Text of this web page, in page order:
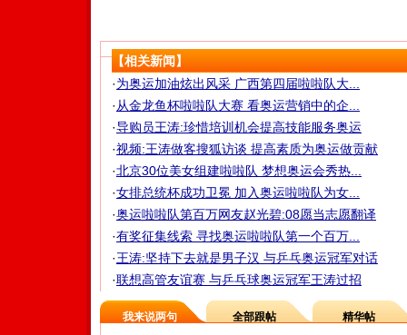
【相关新闻】
·为奥运加油炫出风采 广西第四届啦啦队大...
· 从金龙鱼杯啦啦队大赛 看奥运营销中的企...
·导购员王涛:珍惜培训机会提高技能服务奥运
·视频:王涛做客搜狐访谈 提高素质为奥运做贡献
·北京30位美女组建啦啦队 梦想奥运会秀热...
·女排总统杯成功卫冕 加入奥运啦啦队为女...
·奥运啦啦队第百万网友赵光碧:08愿当志愿翻译
·有奖征集线索 寻找奥运啦啦队第一个百万...
·王涛:坚持下去就是男子汉 与乒乓奥运冠军对话
·联想高管友谊赛 与乒乓球奥运冠军王涛过招
我来说两句 全部跟帖 精华帖